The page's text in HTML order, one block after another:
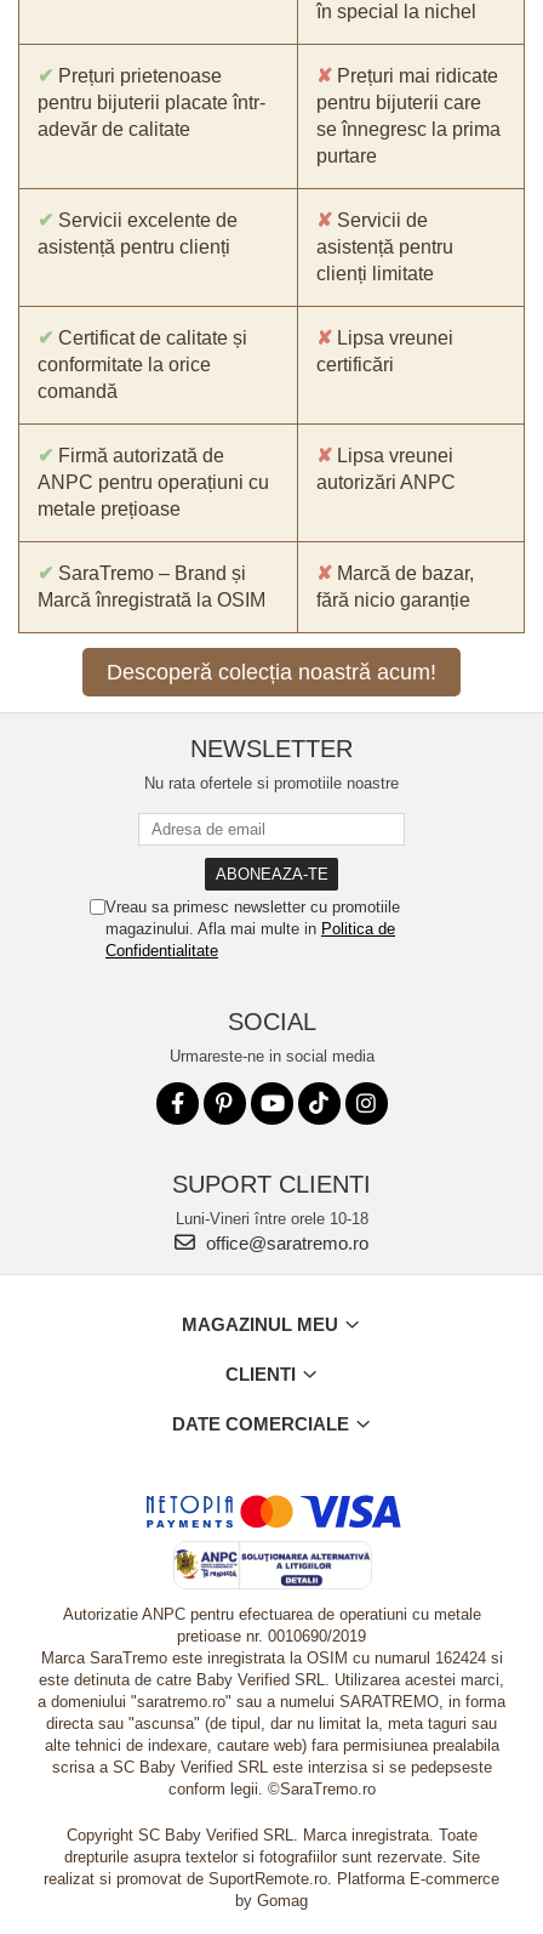
în special la nichel
✔ Prețuri prietenoase
pentru bijuterii placate într-
adevăr de calitate
✘ Prețuri mai ridicate
pentru bijuterii care
se înnegresc la prima
purtare
✔ Servicii excelente de
asistență pentru clienți
✘ Servicii de
asistență pentru
clienți limitate
✔ Certificat de calitate și
conformitate la orice
comandă
✘ Lipsa vreunei
certificări
✔ Firmă autorizată de
ANPC pentru operațiuni cu
metale prețioase
✘ Lipsa vreunei
autorizări ANPC
✔ SaraTremo – Brand și
Marcă înregistrată la OSIM
✘ Marcă de bazar,
fără nicio garanție
Descoperă colecția noastră acum!
NEWSLETTER
Nu rata ofertele si promotiile noastre
Vreau sa primesc newsletter cu promotiile
magazinului. Afla mai multe in Politica de
Confidentialitate
SOCIAL
Urmareste-ne in social media
SUPORT CLIENTI
Luni-Vineri între orele 10-18
office@saratremo.ro
MAGAZINUL MEU
CLIENTI
DATE COMERCIALE
Autorizatie ANPC pentru efectuarea de operatiuni cu metale
pretioase nr. 0010690/2019
Marca SaraTremo este inregistrata la OSIM cu numarul 162424 si
este detinuta de catre Baby Verified SRL. Utilizarea acestei marci,
a domeniului "saratremo.ro" sau a numelui SARATREMO, in forma
directa sau "ascunsa" (de tipul, dar nu limitat la, meta taguri sau
alte tehnici de indexare, cautare web) fara permisiunea prealabila
scrisa a SC Baby Verified SRL este interzisa si se pedepseste
conform legii. ©SaraTremo.ro
Copyright SC Baby Verified SRL. Marca inregistrata. Toate
drepturile asupra textelor si fotografiilor sunt rezervate. Site
realizat si promovat de SuportRemote.ro. Platforma E-commerce
by Gomag